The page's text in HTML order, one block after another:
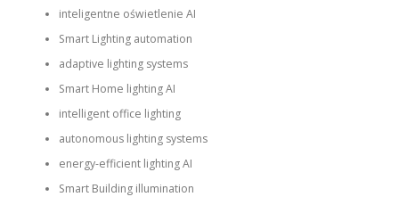
inteligentne oświetlenie AI
Smart Lighting automation
adaptive lighting systems
Smart Home lighting AI
intelligent office lighting
autonomous lighting systems
energy-efficient lighting AI
Smart Building illumination